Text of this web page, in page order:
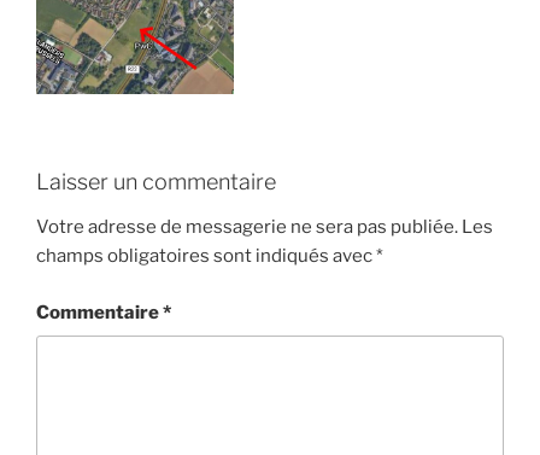
Laisser un commentaire
Votre adresse de messagerie ne sera pas publiée. Les
champs obligatoires sont indiqués avec*
Commentaire*